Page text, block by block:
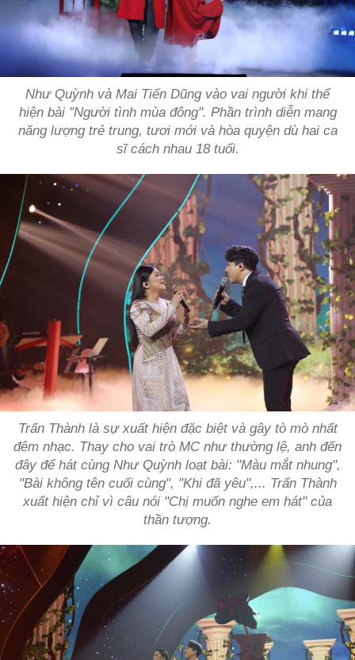
Như Quỳnh và Mai Tiến Dũng vào vai người khi thể
hiện bài "Người tình mùa đông". Phần trình diễn mang
năng lượng trẻ trung, tươi mới và hòa quyện dù hai ca
sĩ cách nhau 18 tuổi.
Trấn Thành là sự xuất hiện đặc biệt và gây tò mò nhất
đêm nhạc. Thay cho vai trò MC như thường lệ, anh đến
đây để hát cùng Như Quỳnh loạt bài: "Màu mắt nhung",
"Bài không tên cuối cùng", "Khi đã yêu",... Trấn Thành
xuất hiện chỉ vì câu nói "Chị muốn nghe em hát" của
thần tượng.